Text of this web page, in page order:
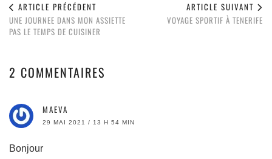
ARTICLE PRÉCÉDENT
UNE JOURNEE DANS MON ASSIETTE
PAS LE TEMPS DE CUISINER
ARTICLE SUIVANT
VOYAGE SPORTIF À TENERIFE
2 COMMENTAIRES
MAEVA
29 MAI 2021 / 13 H 54 MIN
Bonjour